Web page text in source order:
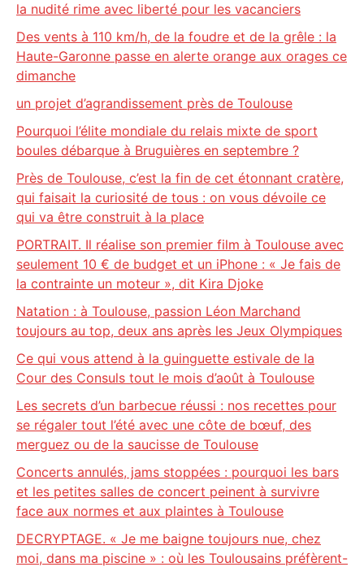
la nudité rime avec liberté pour les vacanciers
Des vents à 110 km/h, de la foudre et de la grêle : la
Haute-Garonne passe en alerte orange aux orages ce
dimanche
un projet d’agrandissement près de Toulouse
Pourquoi l’élite mondiale du relais mixte de sport
boules débarque à Bruguières en septembre ?
Près de Toulouse, c’est la fin de cet étonnant cratère,
qui faisait la curiosité de tous : on vous dévoile ce
qui va être construit à la place
PORTRAIT. Il réalise son premier film à Toulouse avec
seulement 10 € de budget et un iPhone : « Je fais de
la contrainte un moteur », dit Kira Djoke
Natation : à Toulouse, passion Léon Marchand
toujours au top, deux ans après les Jeux Olympiques
Ce qui vous attend à la guinguette estivale de la
Cour des Consuls tout le mois d’août à Toulouse
Les secrets d’un barbecue réussi : nos recettes pour
se régaler tout l’été avec une côte de bœuf, des
merguez ou de la saucisse de Toulouse
Concerts annulés, jams stoppées : pourquoi les bars
et les petites salles de concert peinent à survivre
face aux normes et aux plaintes à Toulouse
DECRYPTAGE. « Je me baigne toujours nue, chez
moi, dans ma piscine » : où les Toulousains préfèrent-